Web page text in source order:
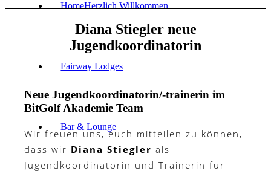
HomeHerzlich Willkommen
Fairway Lodges
Bar & Lounge
Diana Stiegler neue
Jugendkoordinatorin
Neue Jugendkoordinatorin/-trainerin im
BitGolf Akademie Team
Wir freuen uns, euch mitteilen zu können,
dass wir Diana Stiegler als
Jugendkoordinatorin und Trainerin für